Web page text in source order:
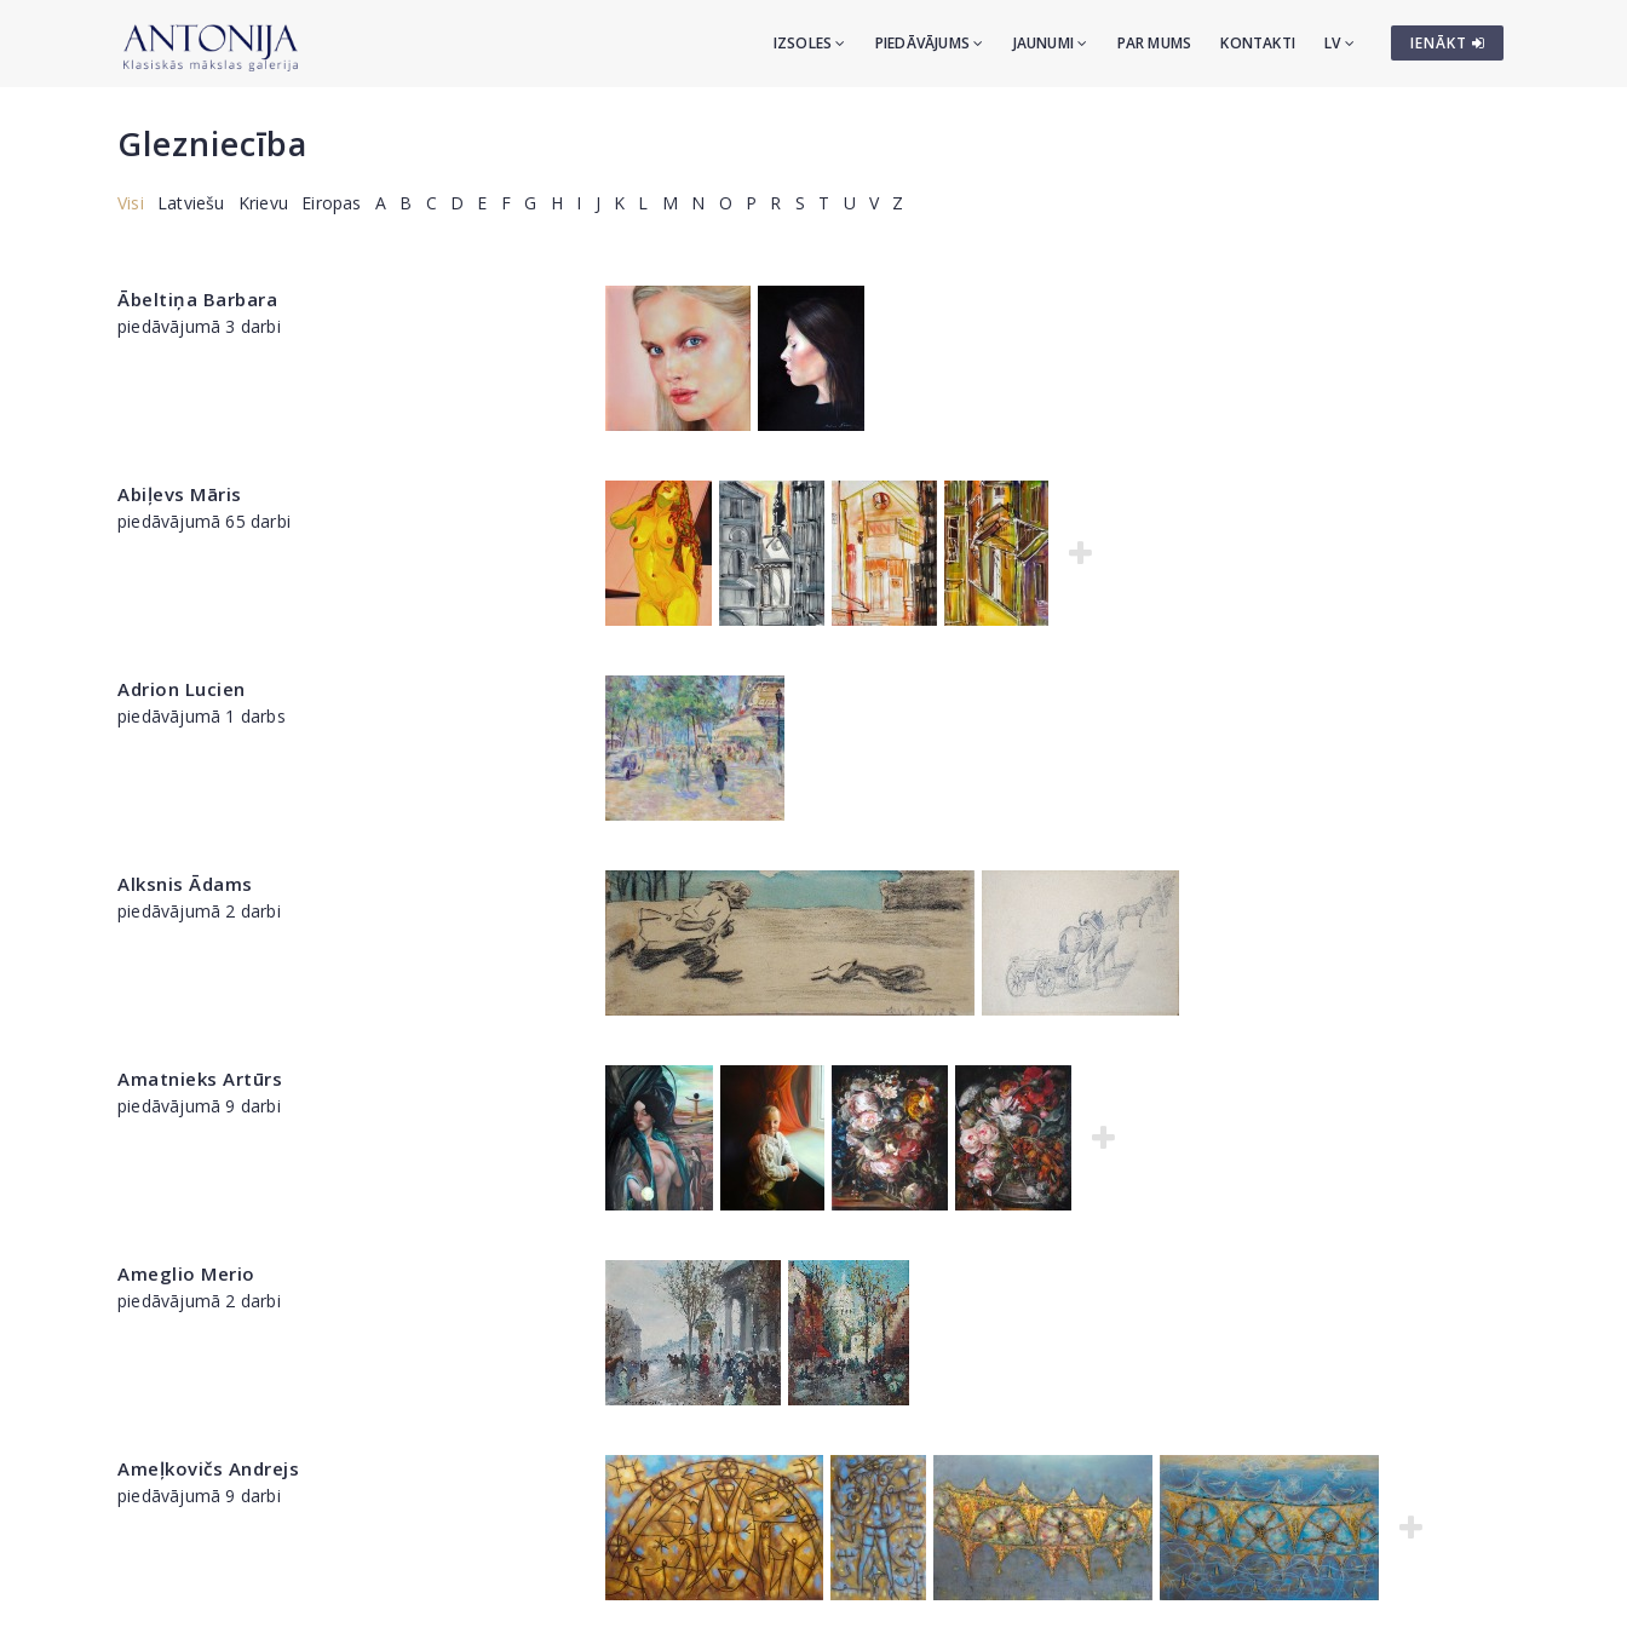
IENĀKT
IZSOLES PIEDĀVĀJUMS JAUNUMI PAR MUMS KONTAKTI LV
Glezniecība
Visi Latviešu Krievu Eiropas A B C D E F G H I J K L M N O P R S T U V Z
Ābeltiņa Barbara
piedāvājumā 3 darbi
Abiļevs Māris
piedāvājumā 65 darbi
Adrion Lucien
piedāvājumā 1 darbs
Alksnis Ādams
piedāvājumā 2 darbi
Amatnieks Artūrs
piedāvājumā 9 darbi
Ameglio Merio
piedāvājumā 2 darbi
Ameļkovičs Andrejs
piedāvājumā 9 darbi